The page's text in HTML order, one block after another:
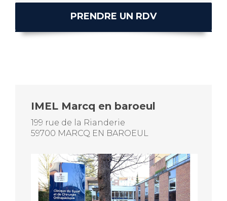
PRENDRE UN RDV
IMEL Marcq en baroeul
199 rue de la Rianderie
59700 MARCQ EN BAROEUL